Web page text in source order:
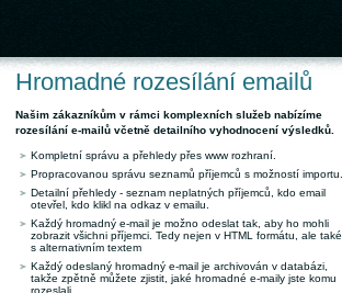
Hromadné rozesílání emailů
Našim zákazníkům v rámci komplexních služeb nabízíme
rozesílání e-mailů včetně detailního vyhodnocení výsledků.
Kompletní správu a přehledy přes www rozhraní.
Propracovanou správu seznamů příjemců s možností importu.
Detailní přehledy - seznam neplatných příjemců, kdo email
otevřel, kdo klikl na odkaz v emailu.
Každý hromadný e-mail je možno odeslat tak, aby ho mohli
zobrazit všichni příjemci. Tedy nejen v HTML formátu, ale také
s alternativním textem
Každý odeslaný hromadný e-mail je archivován v databázi,
takže zpětně můžete zjistit, jaké hromadné e-maily jste komu
rozeslali.